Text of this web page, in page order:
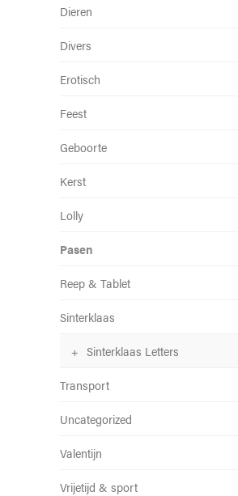
Dieren
Divers
Erotisch
Feest
Geboorte
Kerst
Lolly
Pasen
Reep & Tablet
Sinterklaas
Sinterklaas Letters
Transport
Uncategorized
Valentijn
Vrijetijd & sport